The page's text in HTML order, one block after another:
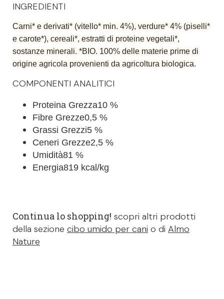
INGREDIENTI
Carni* e derivati* (vitello* min. 4%), verdure* 4% (piselli*
e carote*), cereali*, estratti di proteine vegetali*,
sostanze minerali. *BIO. 100% delle materie prime di
origine agricola provenienti da agricoltura biologica.
COMPONENTI ANALITICI​​​
Proteina Grezza10 %
Fibre Grezze0,5 %
Grassi Grezzi5 %
Ceneri Grezze2,5 %
Umidità81 %
Energia819 kcal/kg
Continua lo shopping! scopri altri prodotti
della sezione cibo umido per cani o di Almo
Nature